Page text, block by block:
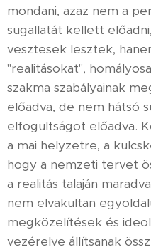
mondani, azaz nem a
sugallatát kellett
vesztesek lesztek,
"realitásokat",
szakma szabályainak
előadva, de nem hátsó
elfogultságot előadva.
a mai helyzetre, a
hogy a nemzeti tervet
a realitás talaján
nem elvakultan
megközelítések és
vezérelve állítsanak